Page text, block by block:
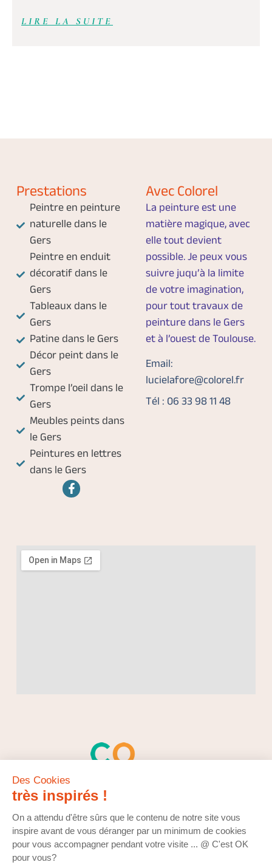
LIRE LA SUITE
Prestations
Peintre en peinture
naturelle dans le
Gers
Peintre en enduit
décoratif dans le
Gers
Tableaux dans le
Gers
Patine dans le Gers
Décor peint dans le
Gers
Trompe l’oeil dans le
Gers
Meubles peints dans
le Gers
Peintures en lettres
dans le Gers
Avec Colorel
La peinture est une
matière magique, avec
elle tout devient
possible. Je peux vous
suivre juqu’à la limite
de votre imagination,
pour tout travaux de
peinture dans le Gers
et à l’ouest de Toulouse.
Email:
lucielafore@colorel.fr
Tél : 06 33 98 11 48
Des Cookies
très inspirés !
On a attendu d'être sûrs que le contenu de notre site vous
inspire avant de vous déranger par un minimum de cookies
pour vous accompagner pendant votre visite ... @ C'est OK
pour vous?